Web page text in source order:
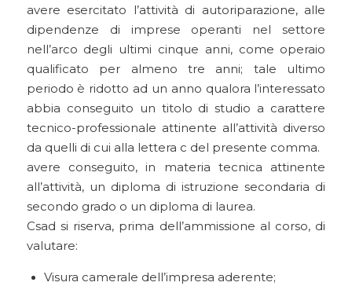
avere esercitato l’attività di autoriparazione, alle
dipendenze di imprese operanti nel settore
nell’arco degli ultimi cinque anni, come operaio
qualificato per almeno tre anni; tale ultimo
periodo è ridotto ad un anno qualora l’interessato
abbia conseguito un titolo di studio a carattere
tecnico-professionale attinente all’attività diverso
da quelli di cui alla lettera c del presente comma.
avere conseguito, in materia tecnica attinente
all’attività, un diploma di istruzione secondaria di
secondo grado o un diploma di laurea.
Csad si riserva, prima dell’ammissione al corso, di
valutare:
Visura camerale dell’impresa aderente;